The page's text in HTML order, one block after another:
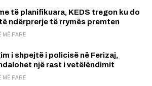
të planifikuara, KEDS tregon ku do
ndërprerje të rrymës premten
MË PARË
i shpejtë i policisë në Ferizaj,
një rast i vetëlëndimit
MË PARË